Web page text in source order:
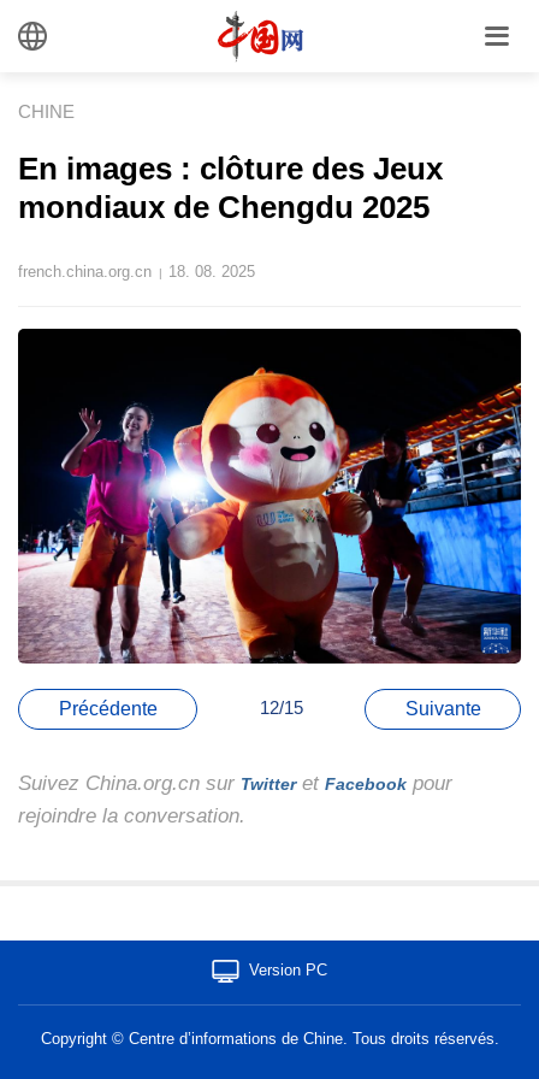
CHINE
En images : clôture des Jeux
mondiaux de Chengdu 2025
french.china.org.cn | 18. 08. 2025
Précédente 12/15 Suivante
Suivez China.org.cn sur Twitteret Facebook pour
rejoindre la conversation.
Version PC
Copyright © Centre d’informations de Chine. Tous droits réservés.